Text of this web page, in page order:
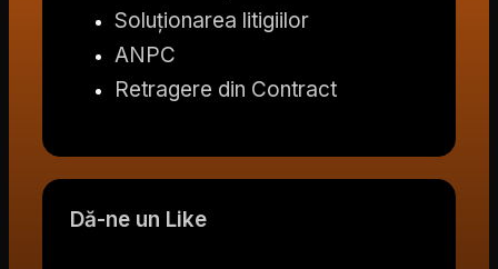
Soluționarea litigiilor
ANPC
Retragere din Contract
Dă-ne un Like